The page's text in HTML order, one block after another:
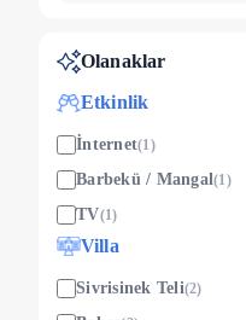
Olanaklar
Etkinlik
İnternet(1)
Barbekü / Mangal(1)
TV(1)
Villa
Sivrisinek Teli(2)